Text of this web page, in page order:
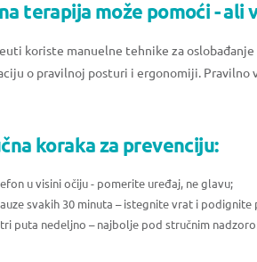
terapija može pomoći - ali
koriste manuelne tehnike za
o pravilnoj posturi i ergonomiji. Pravilno
koraka za prevenciju:
u visini očiju - pomerite uređaj, ne glavu;
svakih 30 minuta – istegnite vrat i podignite
puta nedeljno – najbolje pod stručnim